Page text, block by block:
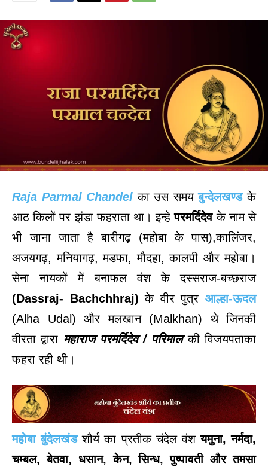
Raja Parmal Chandel का उस समयबुन्देलखण्डके
आठ किलों पर झंडा फहराता था। इन्हेपरमर्दिदेवके नाम से
भी जाना जाता है बारीगढ़ (महोबा के पास),कालिंजर,
अजयगढ़, मनियागढ़, मडफा, मौदहा, कालपी और महोबा।
सेना नायकों में बनाफल वंश के दस्सराज-बच्छराज
(Dassraj- Bachchhraj) के वीर पुत्रआल्हा-ऊदल
(Alha Udal) और मलखान (Malkhan) थे जिनकी
वीरता द्वारा महाराज परमर्दिदेव / परिमाल की विजयपताका
फहरा रही थी।
महोबा बुंदेलखंड शौर्य का प्रतीक चंदेल वंशयमुना, नर्मदा,
चम्बल, बेतवा, धसान, केन, सिन्ध, पुष्पावती और तमसा